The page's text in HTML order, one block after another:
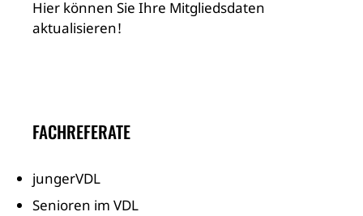
Hier können Sie Ihre Mitgliedsdaten
aktualisieren!
FACHREFERATE
jungerVDL
Senioren im VDL